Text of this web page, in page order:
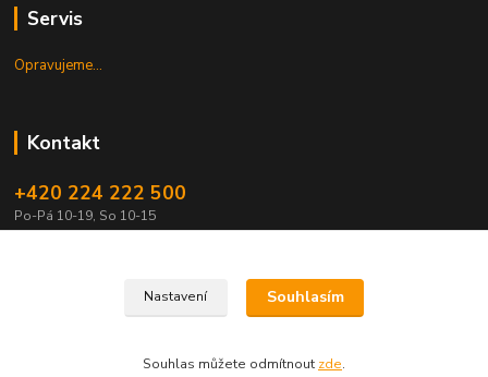
Servis
Opravujeme...
Kontakt
+420 224 222 500
Po-Pá 10-19, So 10-15
Nastavení Souhlasím
Souhlas můžete odmítnout zde.